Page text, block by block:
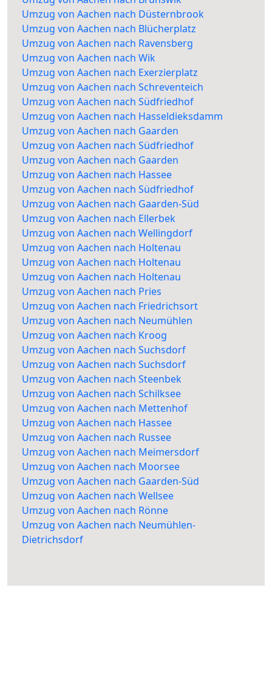
Umzug von Aachen nach Düsternbrook
Umzug von Aachen nach Blücherplatz
Umzug von Aachen nach Ravensberg
Umzug von Aachen nach Wik
Umzug von Aachen nach Exerzierplatz
Umzug von Aachen nach Schreventeich
Umzug von Aachen nach Südfriedhof
Umzug von Aachen nach Hasseldieksdamm
Umzug von Aachen nach Gaarden
Umzug von Aachen nach Südfriedhof
Umzug von Aachen nach Gaarden
Umzug von Aachen nach Hassee
Umzug von Aachen nach Südfriedhof
Umzug von Aachen nach Gaarden-Süd
Umzug von Aachen nach Ellerbek
Umzug von Aachen nach Wellingdorf
Umzug von Aachen nach Holtenau
Umzug von Aachen nach Holtenau
Umzug von Aachen nach Holtenau
Umzug von Aachen nach Pries
Umzug von Aachen nach Friedrichsort
Umzug von Aachen nach Neumühlen
Umzug von Aachen nach Kroog
Umzug von Aachen nach Suchsdorf
Umzug von Aachen nach Suchsdorf
Umzug von Aachen nach Steenbek
Umzug von Aachen nach Schilksee
Umzug von Aachen nach Mettenhof
Umzug von Aachen nach Hassee
Umzug von Aachen nach Russee
Umzug von Aachen nach Meimersdorf
Umzug von Aachen nach Moorsee
Umzug von Aachen nach Gaarden-Süd
Umzug von Aachen nach Wellsee
Umzug von Aachen nach Rönne
Umzug von Aachen nach Neumühlen-
Dietrichsdorf